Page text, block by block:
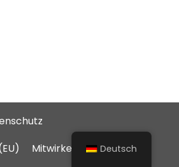
Mitwirkende Deutsch